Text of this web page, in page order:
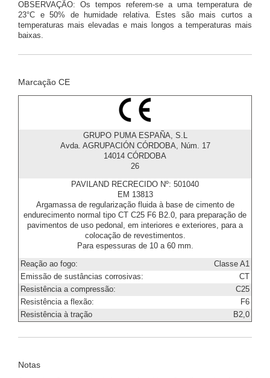
OBSERVAÇÃO: Os tempos referem-se a uma temperatura de
23°C e 50% de humidade relativa. Estes são mais curtos a
temperaturas mais elevadas e mais longos a temperaturas mais
baixas.
Marcação CE
GRUPO PUMA ESPAÑA, S.L
Avda. AGRUPACIÓN CÓRDOBA, Núm. 17
14014 CÓRDOBA
26
PAVILAND RECRECIDO Nº: 501040
EM 13813
Argamassa de regularização fluida à base de cimento de
endurecimento normal tipo CT C25 F6 B2.0, para preparação de
pavimentos de uso pedonal, em interiores e exteriores, para a
colocação de revestimentos.
Para espessuras de 10 a 60 mm.
Reação ao fogo:
Classe A1
Emissão de sustâncias corrosivas:
CT
Resistência a compressão:
C25
Resistência a flexão:
F6
Resistência à tração
B2,0
Notas